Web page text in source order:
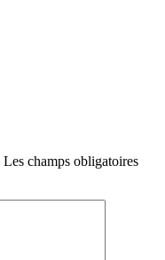
Les champs obligatoires